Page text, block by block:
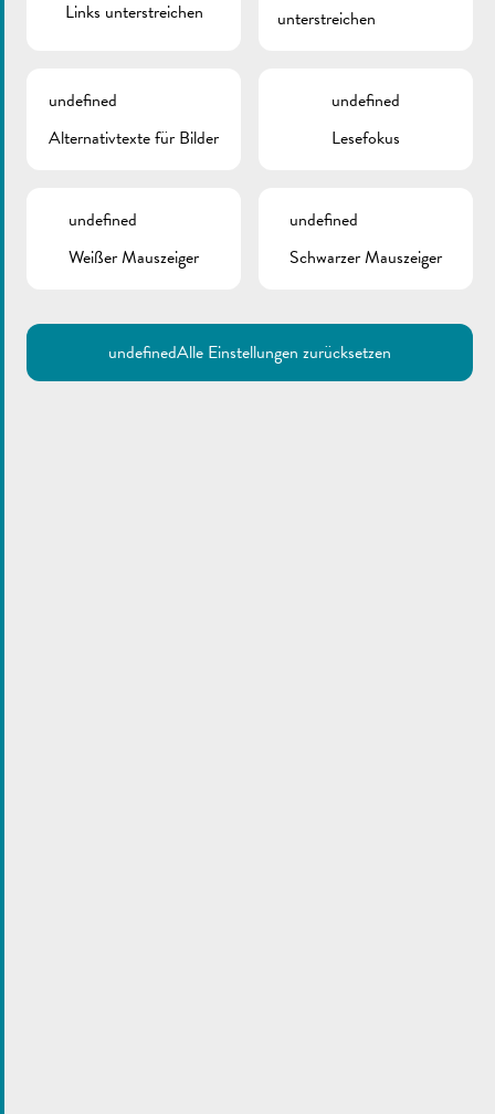
Links unterstreichen
unterstreichen
undefined
Alternativtexte für Bilder
undefined
Lesefokus
undefined
Weißer Mauszeiger
undefined
Schwarzer Mauszeiger
undefinedAlle Einstellungen zurücksetzen